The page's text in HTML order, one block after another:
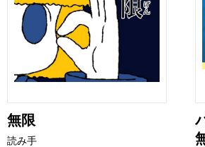
無限
読み手